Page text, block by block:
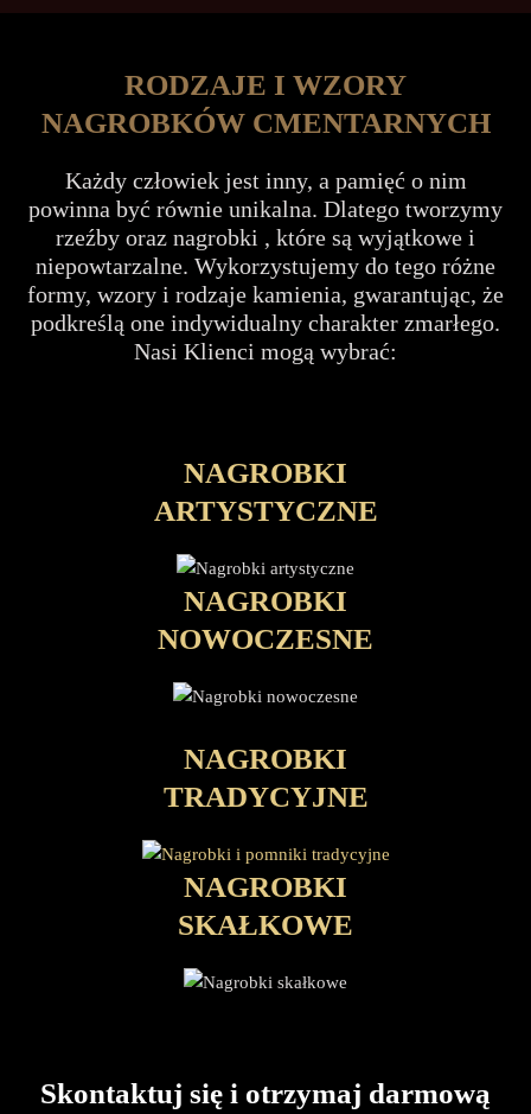
RODZAJE I WZORY
NAGROBKÓW CMENTARNYCH
Każdy człowiek jest inny, a pamięć o nim
powinna być równie unikalna. Dlatego tworzymy
rzeźby oraz nagrobki , które są wyjątkowe i
niepowtarzalne. Wykorzystujemy do tego różne
formy, wzory i rodzaje kamienia, gwarantując, że
podkreślą one indywidualny charakter zmarłego.
Nasi Klienci mogą wybrać:
NAGROBKI
ARTYSTYCZNE
NAGROBKI
NOWOCZESNE
NAGROBKI
TRADYCYJNE
NAGROBKI
SKAŁKOWE
Skontaktuj się i otrzymaj darmową